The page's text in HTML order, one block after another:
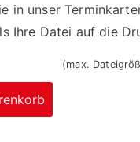
in unser
Ihre Datei auf die
(max.